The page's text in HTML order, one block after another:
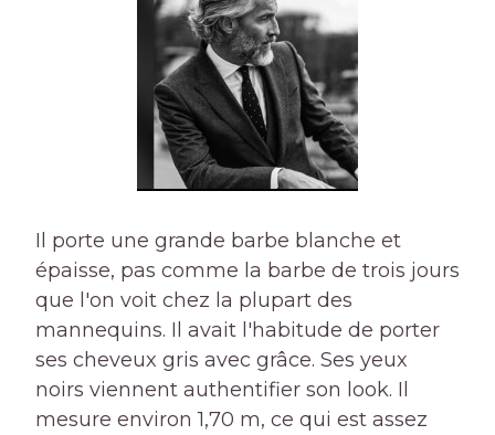
Il porte une grande barbe blanche et
épaisse, pas comme la barbe de trois jours
que l'on voit chez la plupart des
mannequins. Il avait l'habitude de porter
ses cheveux gris avec grâce. Ses yeux
noirs viennent authentifier son look. Il
mesure environ 1,70 m, ce qui est assez